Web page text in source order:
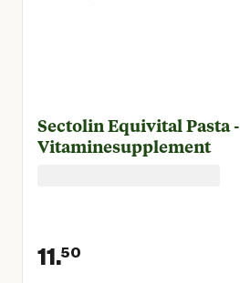
Sectolin Equivital Pasta -
Vitaminesupplement
11.50